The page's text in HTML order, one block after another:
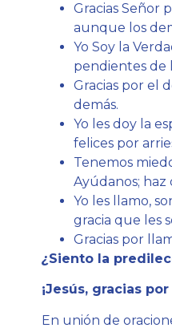
Gracias Señor
aunque los
Yo Soy la
pendientes de
Gracias por el
demás.
Yo les doy la
felices por
Tenemos
Ayúdanos; haz
Yo les llamo,
gracia que les
Gracias por
¿Siento la
¡Jesús, gracias
En unión de